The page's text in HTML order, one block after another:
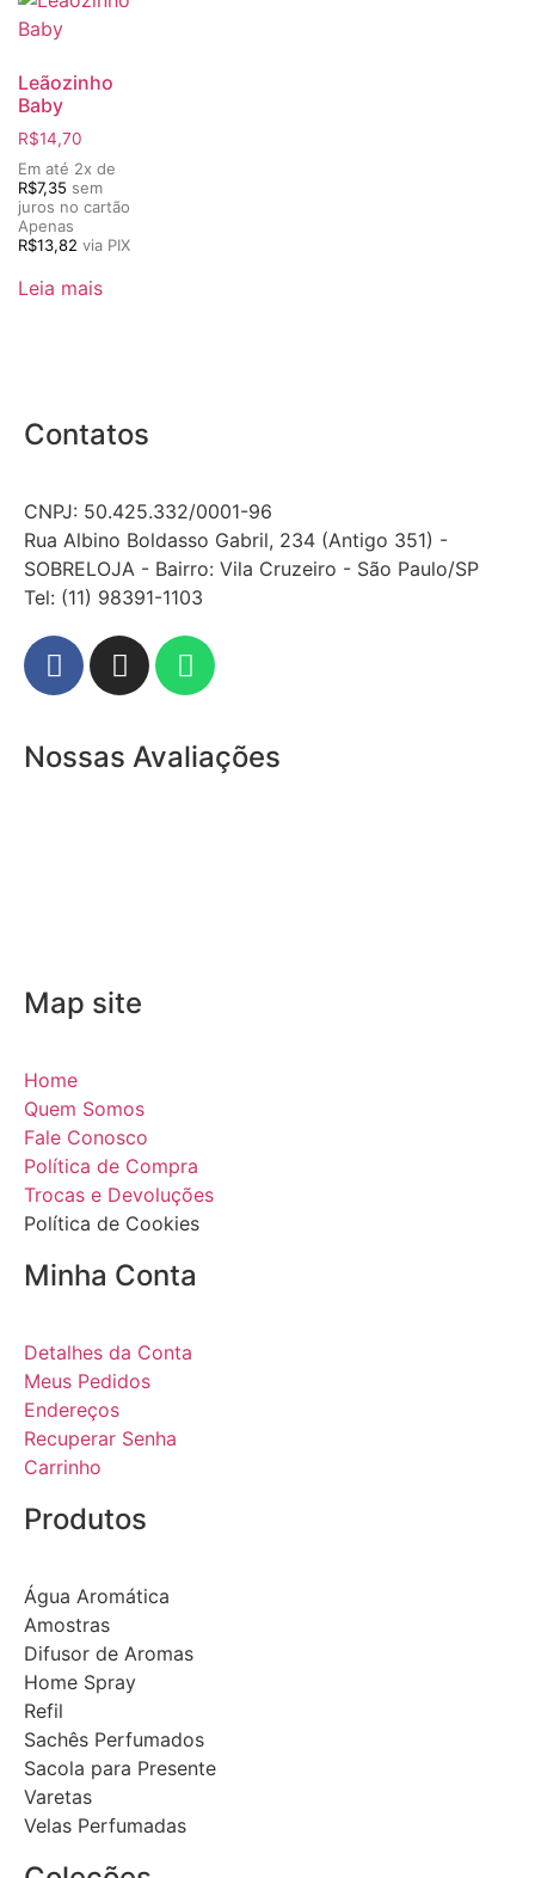
Leãozinho
Baby
R$14,70
Em até 2x de
R$7,35 sem
juros no cartão
Apenas
R$13,82 via PIX
Leia mais
Contatos
CNPJ: 50.425.332/0001-96
Rua Albino Boldasso Gabril, 234 (Antigo 351) -
SOBRELOJA - Bairro: Vila Cruzeiro - São Paulo/SP
​​​​​​​​​​​​​​​​​​​​Tel: (11) 98391-1103
Nossas Avaliações
Map site
Home
Quem Somos
Fale Conosco
Política de Compra
Trocas e Devoluções
Política de Cookies
Minha Conta
Detalhes da Conta
Meus Pedidos
Endereços
Recuperar Senha
Carrinho
Produtos
Água Aromática
Amostras
Difusor de Aromas
Home Spray
Refil
Sachês Perfumados
Sacola para Presente
Varetas
Velas Perfumadas